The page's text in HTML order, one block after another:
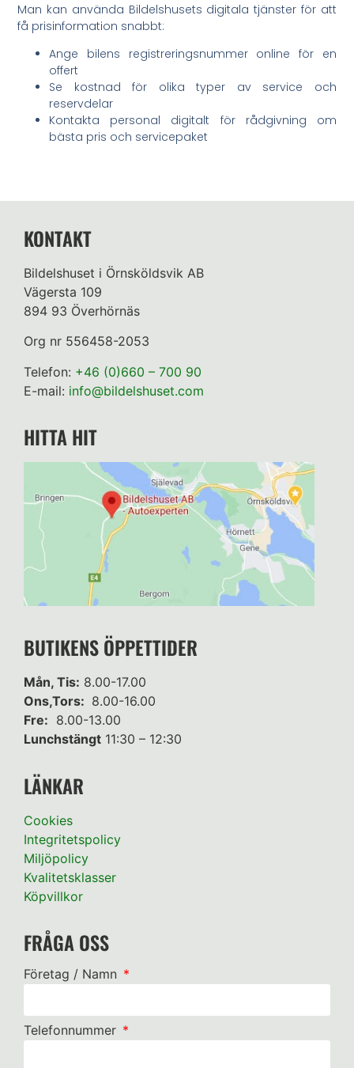
Man kan använda Bildelshusets digitala tjänster för att
få prisinformation snabbt:
Ange bilens registreringsnummer online för en
offert
Se kostnad för olika typer av service och
reservdelar
Kontakta personal digitalt för rådgivning om
bästa pris och servicepaket
KONTAKT
Bildelshuset i Örnsköldsvik AB
Vägersta 109
894 93 Överhörnäs
Org nr 556458-2053
Telefon: +46 (0)660 – 700 90
E-mail: info@bildelshuset.com
HITTA HIT
BUTIKENS ÖPPETTIDER
Mån, Tis: 8.00-17.00
Ons,Tors: 8.00-16.00
Fre: 8.00-13.00
Lunchstängt 11:30 – 12:30
LÄNKAR
Cookies
Integritetspolicy
Miljöpolicy
Kvalitetsklasser
Köpvillkor
FRÅGA OSS
Företag / Namn
Telefonnummer